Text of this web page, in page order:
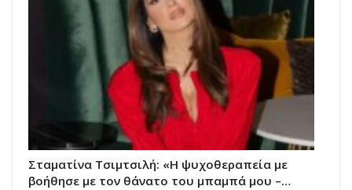
Σταματίνα Τσιμτσιλή: «Η ψυχοθεραπεία με
βοήθησε με τον θάνατο του μπαμπά μου –…